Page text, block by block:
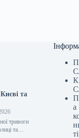
та
тривоги
та
а
ті